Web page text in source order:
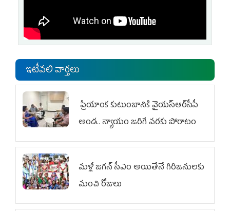
ఇటీవలి వార్తలు
ప్రియాంక కుటుంబానికి వైయ‌స్ఆర్‌సీపీ
అండ.. న్యాయం జరిగే వరకు పోరాటం
మళ్లీ జగన్ సీఎం అయితేనే గిరిజనులకు
మంచి రోజులు